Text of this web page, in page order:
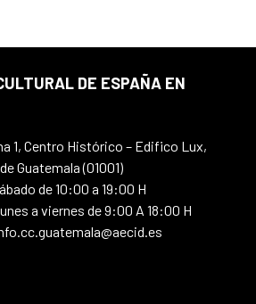
DE ESPAÑA EN
1, Centro Histórico – Edifico Lux,
Guatemala (01001)
de 10:00 a 19:00 H
a viernes de 9:00 A 18:00 H